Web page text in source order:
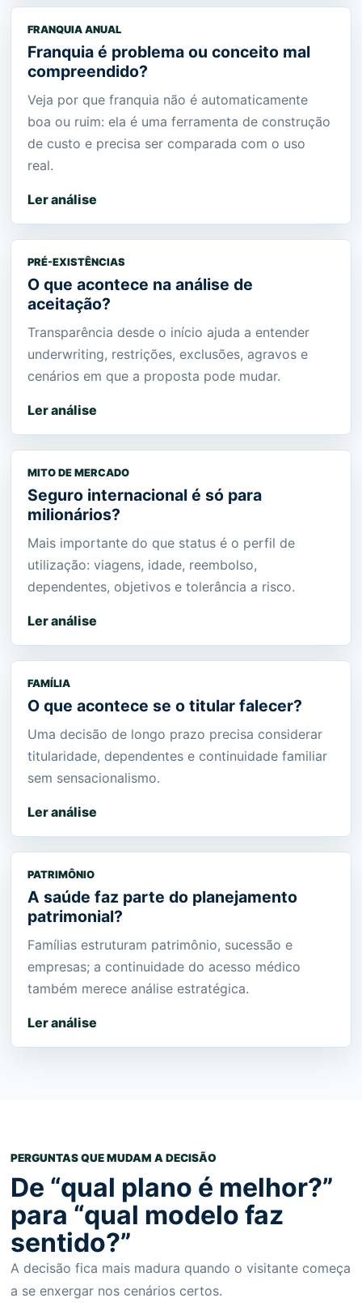
FRANQUIA ANUAL
Franquia é problema ou conceito mal
compreendido?
Veja por que franquia não é automaticamente
boa ou ruim: ela é uma ferramenta de construção
de custo e precisa ser comparada com o uso
real.
Ler análise
PRÉ-EXISTÊNCIAS
O que acontece na análise de
aceitação?
Transparência desde o início ajuda a entender
underwriting, restrições, exclusões, agravos e
cenários em que a proposta pode mudar.
Ler análise
MITO DE MERCADO
Seguro internacional é só para
milionários?
Mais importante do que status é o perfil de
utilização: viagens, idade, reembolso,
dependentes, objetivos e tolerância a risco.
Ler análise
FAMÍLIA
O que acontece se o titular falecer?
Uma decisão de longo prazo precisa considerar
titularidade, dependentes e continuidade familiar
sem sensacionalismo.
Ler análise
PATRIMÔNIO
A saúde faz parte do planejamento
patrimonial?
Famílias estruturam patrimônio, sucessão e
empresas; a continuidade do acesso médico
também merece análise estratégica.
Ler análise
PERGUNTAS QUE MUDAM A DECISÃO
De “qual plano é melhor?”
para “qual modelo faz
sentido?”
A decisão fica mais madura quando o visitante começa
a se enxergar nos cenários certos.